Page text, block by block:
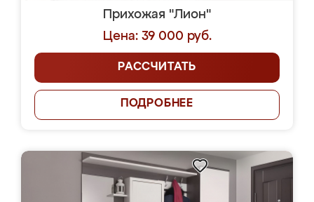
Прихожая "Лион"
Цена: 39 000 руб.
РАССЧИТАТЬ
ПОДРОБНЕЕ